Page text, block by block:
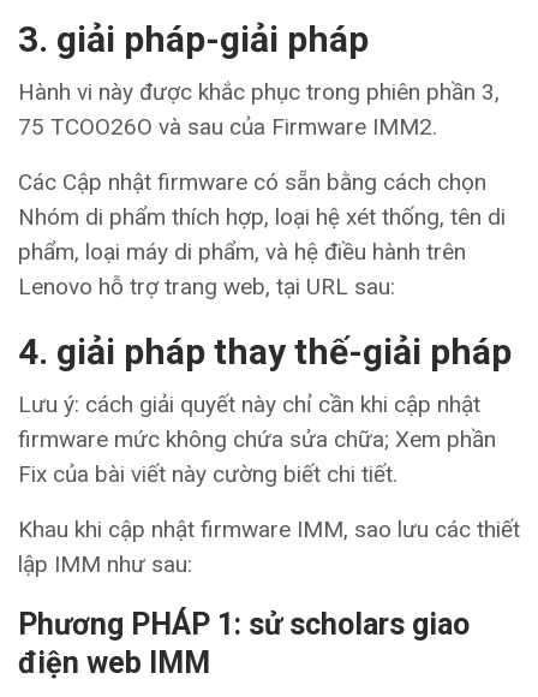
3. giải pháp-giải pháp
Hành vi này được khắc phục trong phiên phần 3,
75 TCOO26O và sau của Firmware IMM2.
Các Cập nhật firmware có sẵn bằng cách chọn
Nhóm di phẩm thích hợp, loại hệ xét thống, tên di
phẩm, loại máy di phẩm, và hệ điều hành trên
Lenovo hỗ trợ trang web, tại URL sau:
4. giải pháp thay thế-giải pháp
Lưu ý: cách giải quyết này chỉ cần khi cập nhật
firmware mức không chứa sửa chữa; Xem phần
Fix của bài viết này cường biết chi tiết.
Khau khi cập nhật firmware IMM, sao lưu các thiết
lập IMM như sau:
Phương PHÁP 1: sử scholars giao
điện web IMM